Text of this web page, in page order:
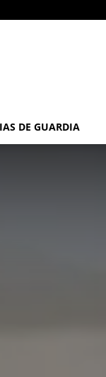
DE GUARDIA